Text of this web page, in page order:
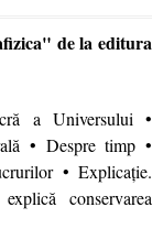
de la editura
a Universului •
• Despre timp •
• Explicaţie.
conservarea